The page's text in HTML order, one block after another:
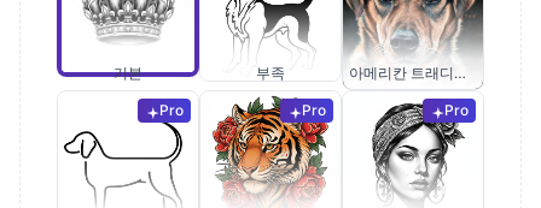
기본 부족 아메리칸 트래디셔널
Pro Pro Pro